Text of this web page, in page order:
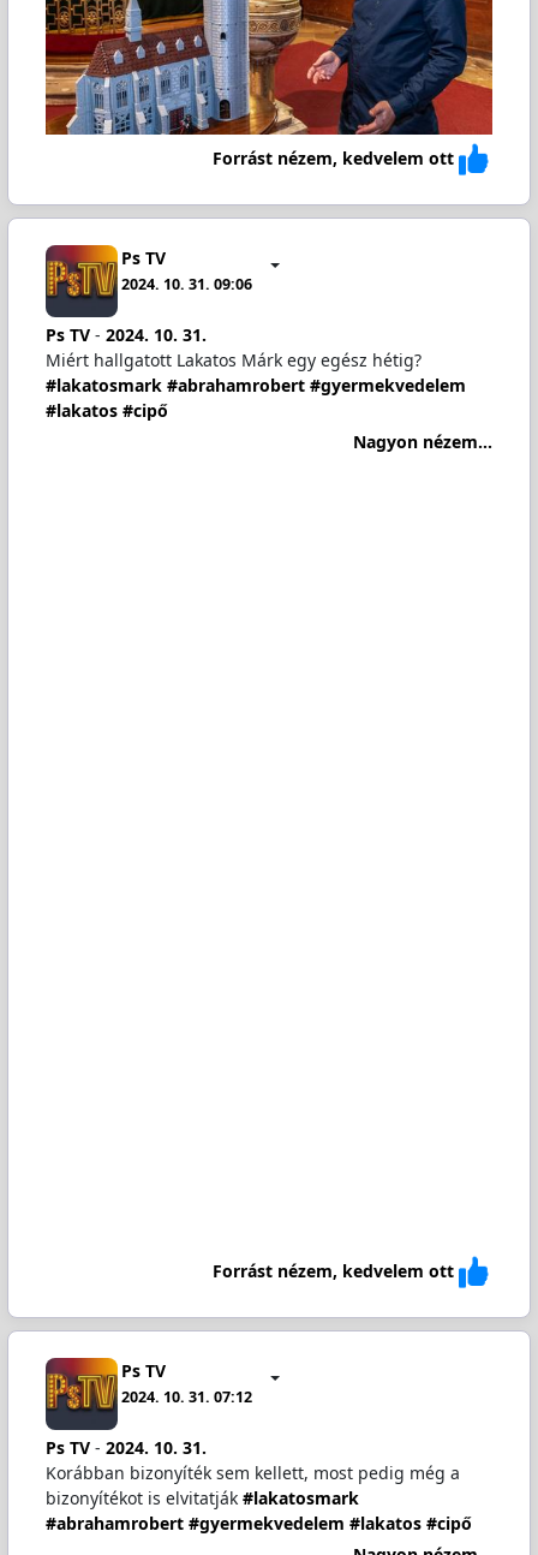
Forrást nézem, kedvelem ott
Ps TV
2024. 10. 31. 09:06
Ps TV- 2024. 10. 31.
Miért hallgatott Lakatos Márk egy egész hétig?
#lakatosmark #abrahamrobert #gyermekvedelem
#lakatos #cipő
Nagyon nézem...
Forrást nézem, kedvelem ott
Ps TV
2024. 10. 31. 07:12
Ps TV- 2024. 10. 31.
Korábban bizonyíték sem kellett, most pedig még a
bizonyítékot is elvitatják #lakatosmark
#abrahamrobert #gyermekvedelem #lakatos #cipő